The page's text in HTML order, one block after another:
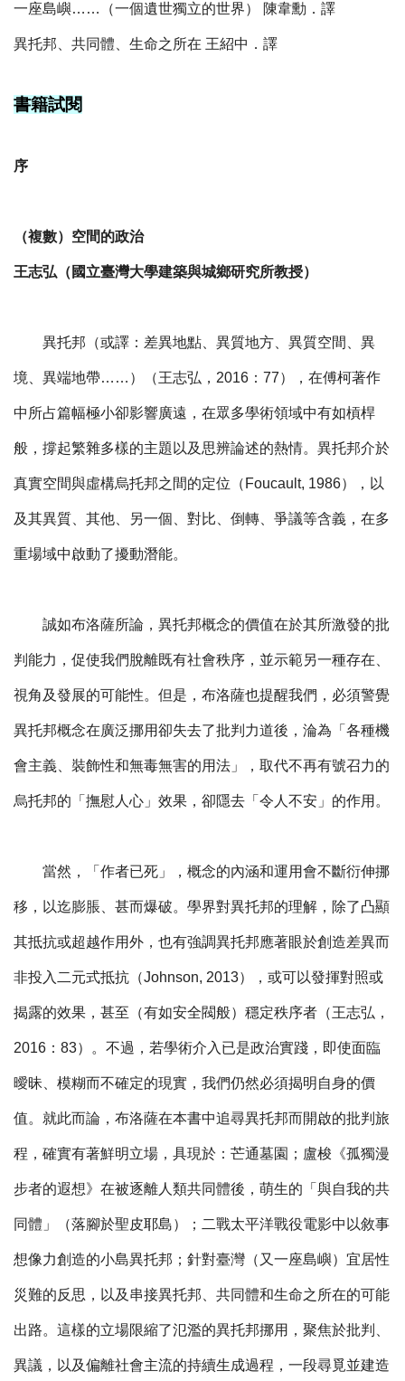
一座島嶼……（一個遺世獨立的世界） 陳韋勳．譯
異托邦、共同體、生命之所在 王紹中．譯
書籍試閱
序
（複數）空間的政治
王志弘（國立臺灣大學建築與城鄉研究所教授）
異托邦（或譯：差異地點、異質地方、異質空間、異
境、異端地帶……）（王志弘，2016：77），在傅柯著作
中所占篇幅極小卻影響廣遠，在眾多學術領域中有如槓桿
般，撐起繁雜多樣的主題以及思辨論述的熱情。異托邦介於
真實空間與虛構烏托邦之間的定位（Foucault, 1986），以
及其異質、其他、另一個、對比、倒轉、爭議等含義，在多
重場域中啟動了擾動潛能。
誠如布洛薩所論，異托邦概念的價值在於其所激發的批
判能力，促使我們脫離既有社會秩序，並示範另一種存在、
視角及發展的可能性。但是，布洛薩也提醒我們，必須警覺
異托邦概念在廣泛挪用卻失去了批判力道後，淪為「各種機
會主義、裝飾性和無毒無害的用法」，取代不再有號召力的
烏托邦的「撫慰人心」效果，卻隱去「令人不安」的作用。
當然，「作者已死」，概念的內涵和運用會不斷衍伸挪
移，以迄膨脹、甚而爆破。學界對異托邦的理解，除了凸顯
其抵抗或超越作用外，也有強調異托邦應著眼於創造差異而
非投入二元式抵抗（Johnson, 2013），或可以發揮對照或
揭露的效果，甚至（有如安全閥般）穩定秩序者（王志弘，
2016：83）。不過，若學術介入已是政治實踐，即使面臨
曖昧、模糊而不確定的現實，我們仍然必須揭明自身的價
值。就此而論，布洛薩在本書中追尋異托邦而開啟的批判旅
程，確實有著鮮明立場，具現於：芒通墓園；盧梭《孤獨漫
步者的遐想》在被逐離人類共同體後，萌生的「與自我的共
同體」（落腳於聖皮耶島）；二戰太平洋戰役電影中以敘事
想像力創造的小島異托邦；針對臺灣（又一座島嶼）宜居性
災難的反思，以及串接異托邦、共同體和生命之所在的可能
出路。這樣的立場限縮了氾濫的異托邦挪用，聚焦於批判、
異議，以及偏離社會主流的持續生成過程，一段尋覓並建造